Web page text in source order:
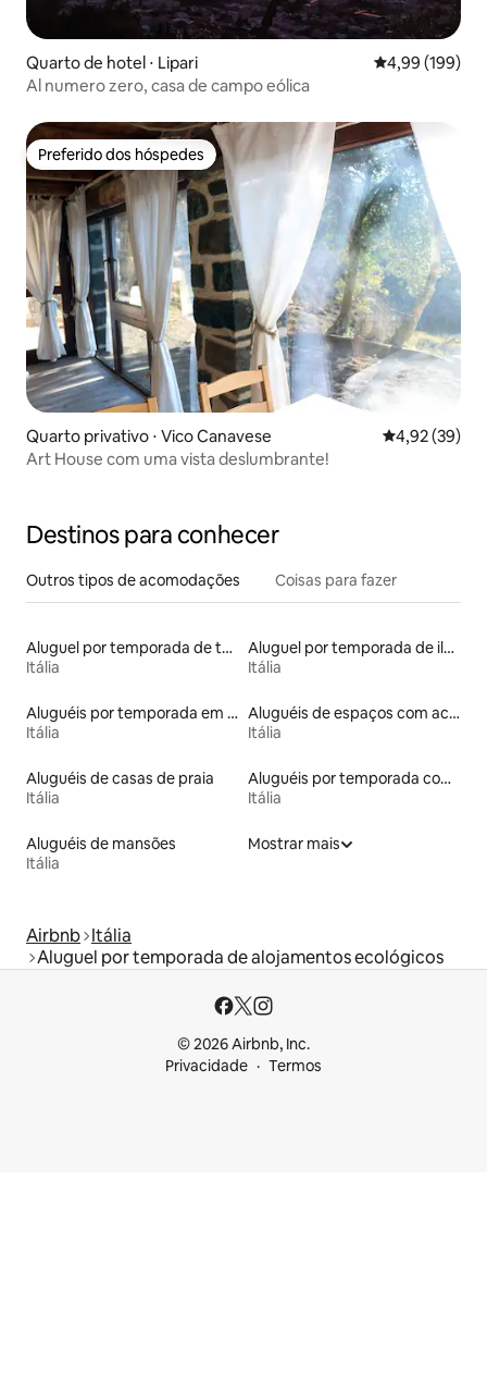
Quarto de hotel ⋅ Lipari 4,99 de uma
4,99 (199)
Al numero zero, casa de campo eólica
Preferido dos hóspedes
Preferido dos hóspedes
Quarto privativo ⋅ Vico Canavese 4,92 de uma
4,92 (39)
Art House com uma vista deslumbrante!
Destinos para conhecer
Outros tipos de acomodações Coisas para fazer
Aluguel por temporada de torres
Itália
Aluguel por temporada de ilhas
Itália
Aluguéis por temporada em hotéis-fazenda
Itália
Aluguéis de espaços com acesso direto a pistas de esqui
Itália
Aluguéis de casas de praia
Itália
Aluguéis por temporada com banheira de hidromassagem
Itália
Aluguéis de mansões
Itália
Mostrar mais
Airbnb Itália
Aluguel por temporada de alojamentos ecológicos
© 2026 Airbnb, Inc.
Privacidade
Termos